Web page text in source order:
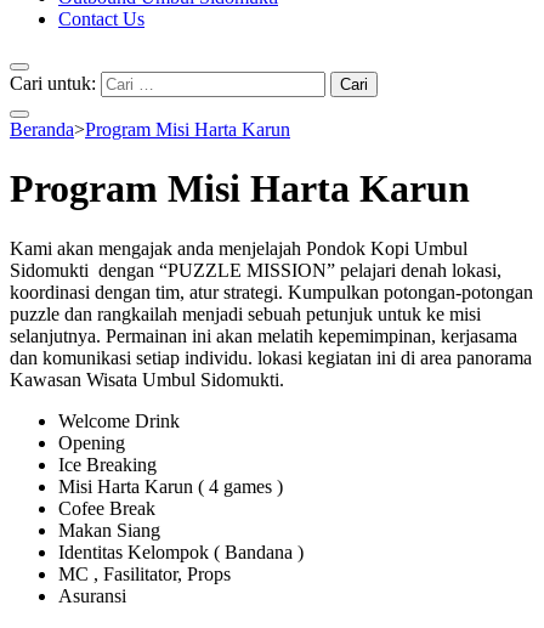
Contact Us
Cari untuk:
Beranda>Program Misi Harta Karun
Program Misi Harta Karun
Kami akan mengajak anda menjelajah Pondok Kopi Umbul
Sidomukti dengan “PUZZLE MISSION” pelajari denah lokasi,
koordinasi dengan tim, atur strategi. Kumpulkan potongan-potongan
puzzle dan rangkailah menjadi sebuah petunjuk untuk ke misi
selanjutnya. Permainan ini akan melatih kepemimpinan, kerjasama
dan komunikasi setiap individu. lokasi kegiatan ini di area panorama
Kawasan Wisata Umbul Sidomukti.
Welcome Drink
Opening
Ice Breaking
Misi Harta Karun ( 4 games )
Cofee Break
Makan Siang
Identitas Kelompok ( Bandana )
MC , Fasilitator, Props
Asuransi